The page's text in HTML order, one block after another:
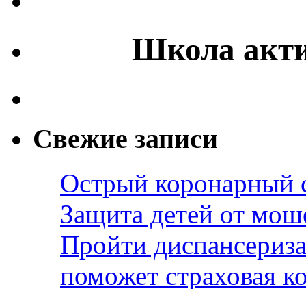
Школа
Свежие записи
Острый коронарный
Защита детей от
Пройти
поможет страховая